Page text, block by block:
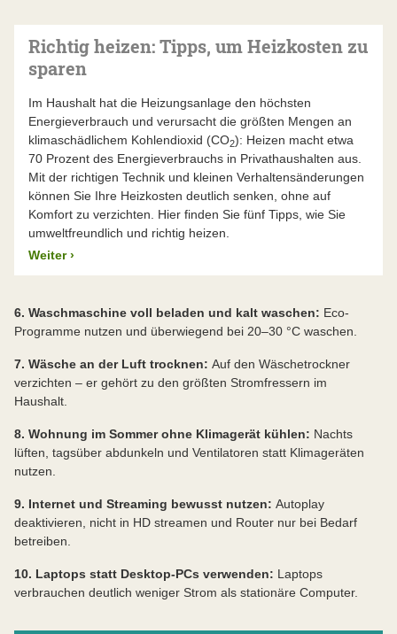
Richtig heizen: Tipps, um Heizkosten zu
sparen
Im Haushalt hat die Heizungsanlage den höchsten
Energieverbrauch und verursacht die größten Mengen an
klimaschädlichem Kohlendioxid (CO2): Heizen macht etwa
70 Prozent des Energieverbrauchs in Privathaushalten aus.
Mit der richtigen Technik und kleinen Verhaltensänderungen
können Sie Ihre Heizkosten deutlich senken, ohne auf
Komfort zu verzichten. Hier finden Sie fünf Tipps, wie Sie
umweltfreundlich und richtig heizen.
Weiter ›
6. Waschmaschine voll beladen und kalt waschen: Eco-
Programme nutzen und überwiegend bei 20–30 °C waschen.
7. Wäsche an der Luft trocknen: Auf den Wäschetrockner
verzichten – er gehört zu den größten Stromfressern im
Haushalt.
8. Wohnung im Sommer ohne Klimagerät kühlen: Nachts
lüften, tagsüber abdunkeln und Ventilatoren statt Klimageräten
nutzen.
9. Internet und Streaming bewusst nutzen: Autoplay
deaktivieren, nicht in HD streamen und Router nur bei Bedarf
betreiben.
10. Laptops statt Desktop-PCs verwenden: Laptops
verbrauchen deutlich weniger Strom als stationäre Computer.